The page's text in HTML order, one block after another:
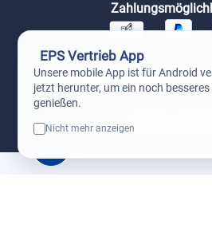
Unsere
EPS Vertrieb App
Unsere mobile App ist für Android
jetzt herunter, um ein noch
genießen.
Nicht mehr anzeigen